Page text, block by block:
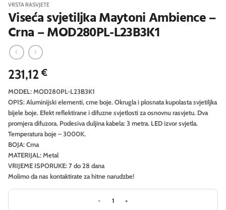
VRSTA RASVJETE
Viseća svjetiljka Maytoni Ambience –
Crna – MOD280PL-L23B3K1
231,12€
MODEL: MOD280PL-L23B3K1
OPIS: Aluminijski elementi, crne boje. Okrugla i plosnata kupolasta svjetiljka
bijele boje. Efekt reflektirane i difuzne svjetlosti za osnovnu rasvjetu. Dva
promjera difuzora. Podesiva duljina kabela: 3 metra. LED izvor svjetla.
Temperatura boje – 3000K.
BOJA: Crna
MATERIJAL: Metal
VRIJEME ISPORUKE: 7 do 28 dana
Molimo da nas kontaktirate za hitne narudzbe!
Viseća svjetiljka Maytoni Ambience -